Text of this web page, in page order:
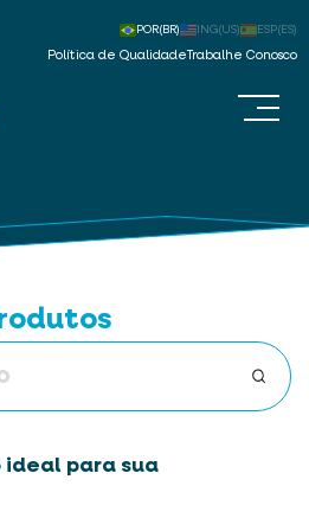
Política de Qualidade Trabalhe Conosco
POR(BR) ING(US) ESP(ES)
ideal para sua